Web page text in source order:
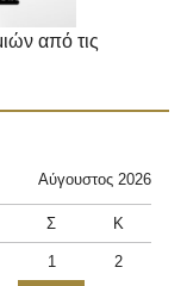
από τις
Αύγουστος 2026
Σ Κ
1 2